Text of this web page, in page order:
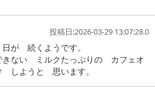
投稿日:2026-03-29 13:07:28.0
が 続くようです。
い ミルクたっぷりの カフェオ
ようと 思います。